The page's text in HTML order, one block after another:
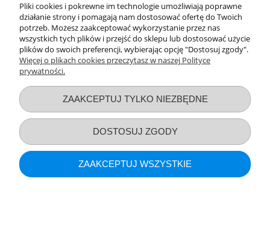
Pliki cookies i pokrewne im technologie umożliwiają poprawne
działanie strony i pomagają nam dostosować ofertę do Twoich
potrzeb. Możesz zaakceptować wykorzystanie przez nas
wszystkich tych plików i przejść do sklepu lub dostosować użycie
plików do swoich preferencji, wybierając opcję "Dostosuj zgody".
Więcej o plikach cookies przeczytasz w naszej Polityce
prywatności.
ZAAKCEPTUJ TYLKO NIEZBĘDNE
DOSTOSUJ ZGODY
ZAAKCEPTUJ WSZYSTKIE